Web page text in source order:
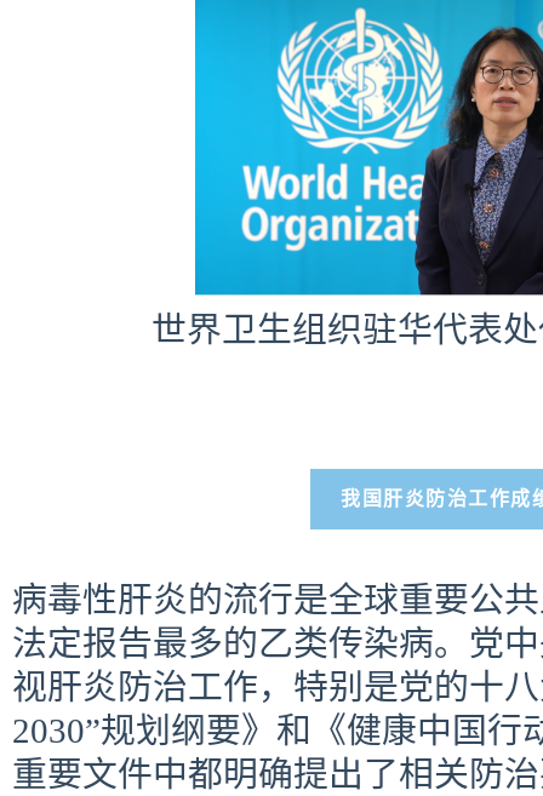
世界卫生组织驻华代表
我国肝炎防治工作成
病毒性肝炎的流行是全球重要公
法定报告最多的乙类传染病。党
视肝炎防治工作，特别是党的十
2030”规划纲要》和《健康中国行
重要文件中都明确提出了相关防